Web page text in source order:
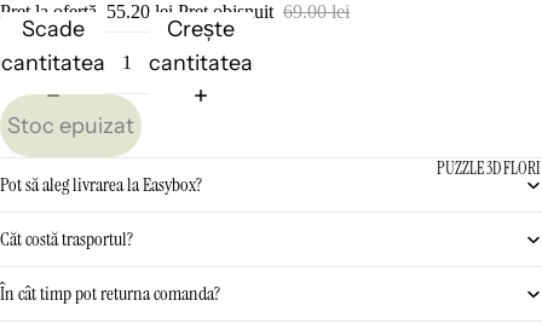
PUZZLE 3D FLORI
Preț la ofertă 55.20 lei Preț obișnuit 69.00 lei
Scade
cantitatea
Crește
cantitatea
Stoc epuizat
Pot să aleg livrarea la Easybox?
Căt costă trasportul?
În cât timp pot returna comanda?